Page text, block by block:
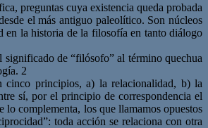
preguntas cuya existencia queda probada
el más antiguo paleolítico. Son núcleos
en la historia de la filosofía en tanto diálogo
de “filósofo” al término quechua
2
cinco principios, a) la relacionalidad, b) la
sí, por el principio de correspondencia el
lo complementa, los que llamamos opuestos
toda acción se relaciona con otra